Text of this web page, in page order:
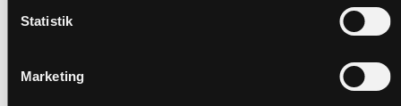
Statistik
Marketing
https://landing.churchdesk.com/da/e/39040078/